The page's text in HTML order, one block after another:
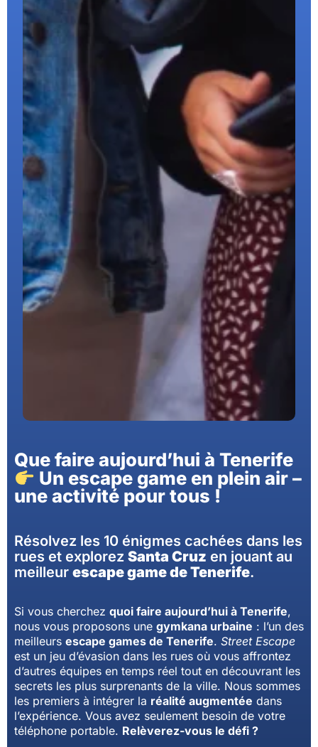
Que faire aujourd’hui à Tenerife
Un escape game en plein air –
une activité pour tous !
Résolvez les 10 énigmes cachées dans les
rues et explorez Santa Cruz en jouant au
meilleur escape game de Tenerife.
Si vous cherchez quoi faire aujourd’hui à Tenerife,
nous vous proposons une gymkana urbaine : l’un des
meilleurs escape games de Tenerife. Street Escape
est un jeu d’évasion dans les rues où vous affrontez
d’autres équipes en temps réel tout en découvrant les
secrets les plus surprenants de la ville. Nous sommes
les premiers à intégrer la réalité augmentée dans
l’expérience. Vous avez seulement besoin de votre
téléphone portable. Relèverez-vous le défi ?